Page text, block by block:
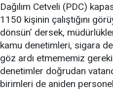
Dağılım Cetveli (PDC)
1150 kişinin çalıştığını
dönsün’ dersek,
kamu denetimleri, sigara
göz ardı etmememiz
denetimler doğrudan
birimleri de aniden